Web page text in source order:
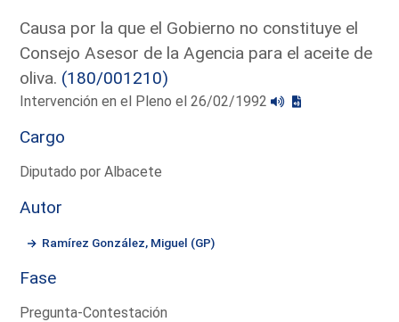
Causa por la que el Gobierno no constituye el
Consejo Asesor de la Agencia para el aceite de
oliva. (180/001210)
Intervención en el Pleno el 26/02/1992
Cargo
Diputado por Albacete
Autor
Ramírez González, Miguel (GP)
Fase
Pregunta-Contestación